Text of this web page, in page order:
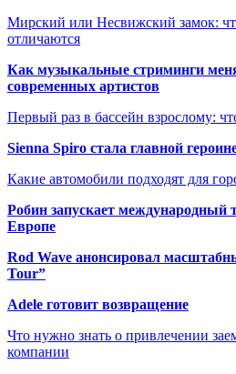
Мирский или Несвижский замок:
отличаются
Как музыкальные стриминги
современных артистов
Первый раз в бассейн взрослому:
Sienna Spiro стала главной
Какие автомобили подходят для
Робин запускает международный
Европе
Rod Wave анонсировал
Tour”
Adele готовит возвращение
Что нужно знать о привлечении
компании